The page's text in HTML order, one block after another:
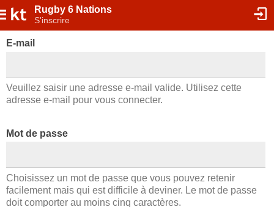
Rugby 6 Nations
S'inscrire
E-mail
Veuillez saisir une adresse e-mail valide. Utilisez cette
adresse e-mail pour vous connecter.
Mot de passe
Choisissez un mot de passe que vous pouvez retenir
facilement mais qui est difficile à deviner. Le mot de passe
doit comporter au moins cinq caractères.